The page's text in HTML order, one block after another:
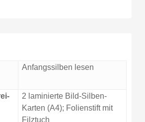
Anfangssilben lesen
2 laminierte Bild-Silben-
Karten (A4); Folienstift mit
Filztuch